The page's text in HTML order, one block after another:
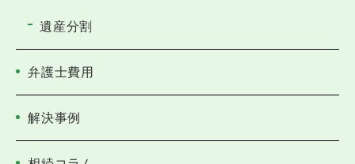
遺産分割
弁護士費用
解決事例